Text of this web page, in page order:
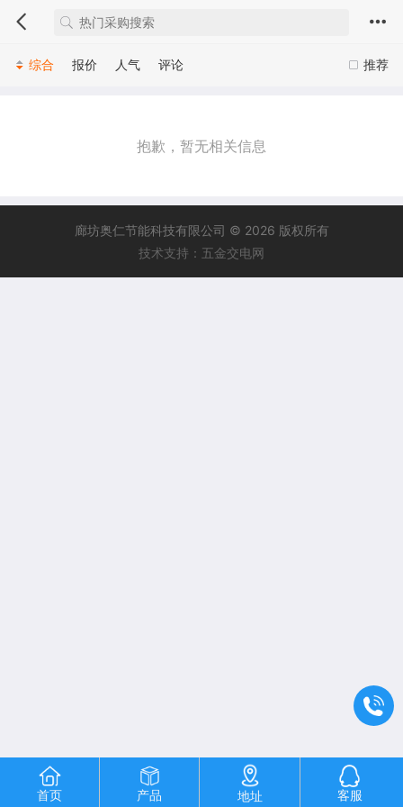
推荐
综合 报价 人气 评论
抱歉，暂无相关信息
廊坊奥仁节能科技有限公司 © 2026 版权所有
技术支持：五金交电网
首页 产品 地址 客服